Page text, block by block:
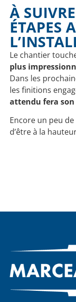
À
ÉTAPES
Le chantier
plus
Dans les
les finitions
attendu fera son
Encore un peu
d’être à la